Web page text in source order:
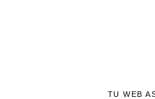
TU WEB